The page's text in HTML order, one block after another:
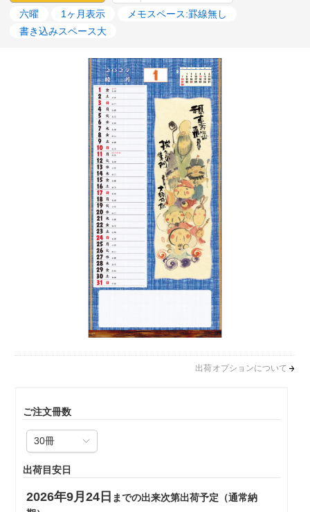
六曜 1ヶ月表示
メモスペース:罫線無し
書き込みスペース大
出荷オプションについて
ご注文冊数
出荷目安日
2026年9月24日 までの出来次第出荷予定（通常納